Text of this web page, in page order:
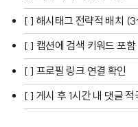
[ ] 해시태그 전략적 배치
[ ] 캡션에 검색 키워드 포함
[ ] 프로필 링크 연결 확인
[ ] 게시 후 1시간 내 댓글 적